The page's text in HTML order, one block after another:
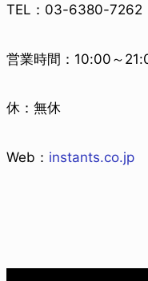
TEL：03-6380-7262
営業時間：10:00～
休：無休
Web： instants.co.jp